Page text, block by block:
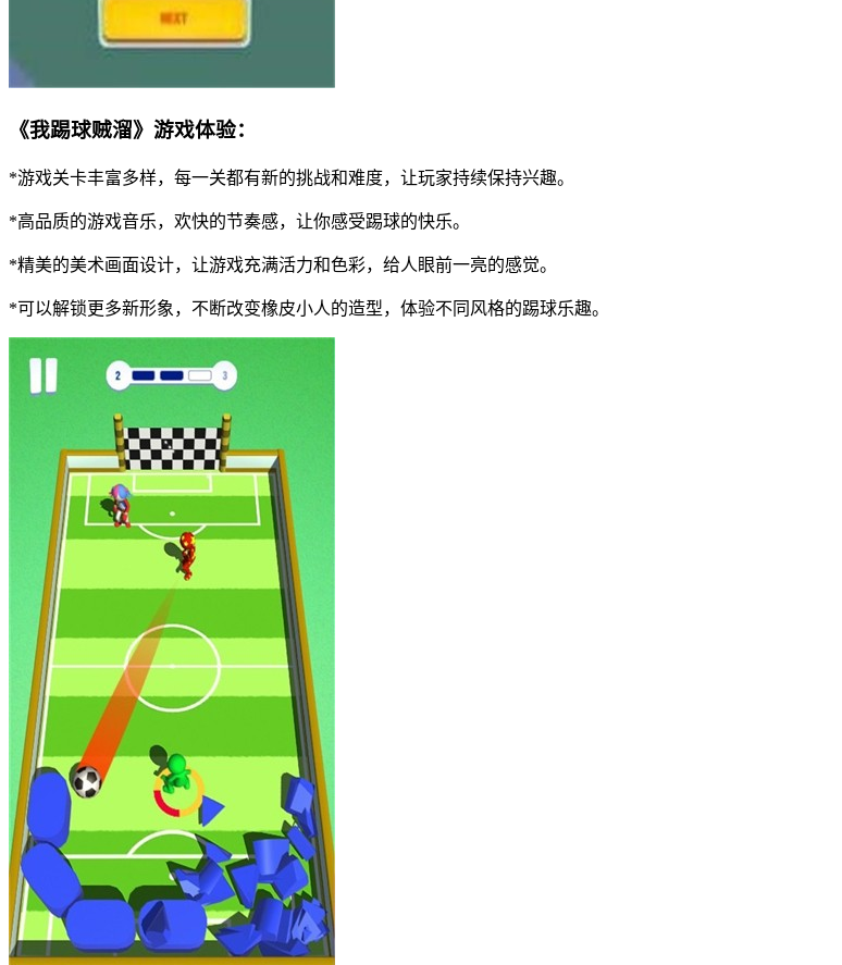
《我踢球贼溜》游戏体验：
*游戏关卡丰富多样，每一关都有新的挑战和难度，让玩家持续保持兴趣。
*高品质的游戏音乐，欢快的节奏感，让你感受踢球的快乐。
*精美的美术画面设计，让游戏充满活力和色彩，给人眼前一亮的感觉。
*可以解锁更多新形象，不断改变橡皮小人的造型，体验不同风格的踢球乐趣。